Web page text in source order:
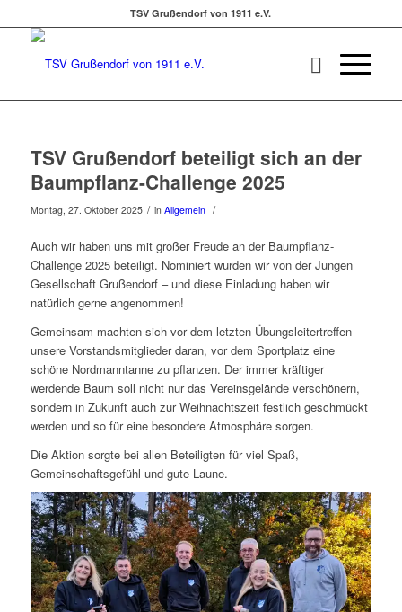
TSV Grußendorf von 1911 e.V.
TSV Grußendorf beteiligt sich an der
Baumpflanz-Challenge 2025
Montag, 27. Oktober 2025 / in Allgemein /
Auch wir haben uns mit großer Freude an der Baumpflanz-
Challenge 2025 beteiligt. Nominiert wurden wir von der Jungen
Gesellschaft Grußendorf – und diese Einladung haben wir
natürlich gerne angenommen!
Gemeinsam machten sich vor dem letzten Übungsleitertreffen
unsere Vorstandsmitglieder daran, vor dem Sportplatz eine
schöne Nordmanntanne zu pflanzen. Der immer kräftiger
werdende Baum soll nicht nur das Vereinsgelände verschönern,
sondern in Zukunft auch zur Weihnachtszeit festlich geschmückt
werden und so für eine besondere Atmosphäre sorgen.
Die Aktion sorgte bei allen Beteiligten für viel Spaß,
Gemeinschaftsgefühl und gute Laune.